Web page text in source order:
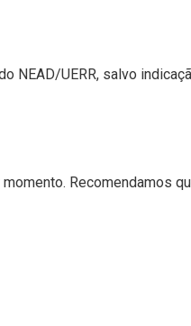
NEAD/UERR, salvo
Recomendamos